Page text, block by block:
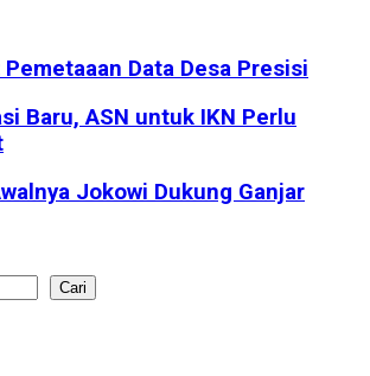
Data Desa Presisi
Baru, ASN untuk IKN Perlu
Jokowi Dukung Ganjar
Cari